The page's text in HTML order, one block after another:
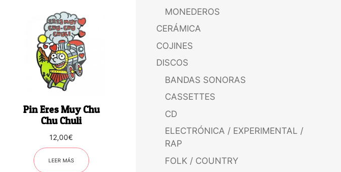
Pin Eres Muy Chu
Chu Chuli
12,00€
LEER MÁS
MONEDEROS
CERÁMICA
COJINES
DISCOS
BANDAS SONORAS
CASSETTES
CD
ELECTRÓNICA / EXPERIMENTAL /
RAP
FOLK / COUNTRY